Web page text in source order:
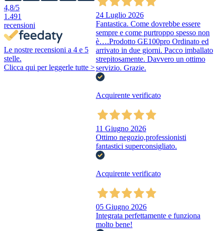
4,8/5
1.491
recensioni
Le nostre recensioni a 4 e 5
stelle.
Clicca qui per leggerle tutte >
24 Luglio 2026
Fantastica. Come dovrebbe essere
sempre e come purtroppo spesso non
è….Prodotto GE100pro Ordinato ed
arrivato in due giorni. Pacco imballato
strepitosamente. Davvero un ottimo
servizio. Grazie.
Acquirente verificato
11 Giugno 2026
Ottimo negozio,professionisti
fantastici superconsigliato.
Acquirente verificato
05 Giugno 2026
Integrata perfettamente e funziona
molto bene!